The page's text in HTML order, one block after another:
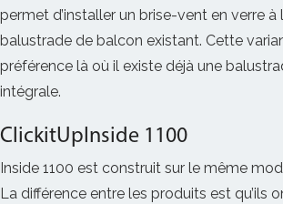
permet d’installer un brise-vent en verre à
balustrade de balcon existant. Cette
préférence là où il existe déjà une
intégrale.
ClickitUpInside 1100
Inside 1100 est construit sur le même
La différence entre les produits est qu’ils